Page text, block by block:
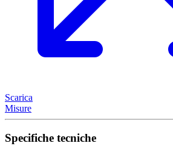
Scarica
Misure
Specifiche tecniche